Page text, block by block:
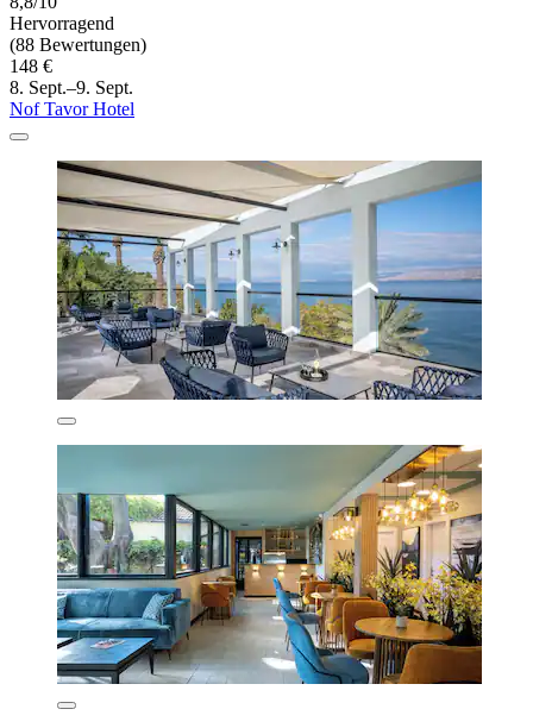
Hervorragend
(88 Bewertungen)
148 €
8. Sept.–9. Sept.
Nof Tavor Hotel